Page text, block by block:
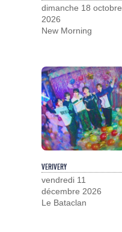
dimanche 18 octobre
2026
New Morning
VERIVERY
vendredi 11
décembre 2026
Le Bataclan